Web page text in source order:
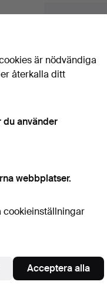
Vi
påband
JAKTKNIVAR, 8 st, skinn,
är nödvändiga
återkalla ditt
du använder
webbplatser.
Acceptera alla